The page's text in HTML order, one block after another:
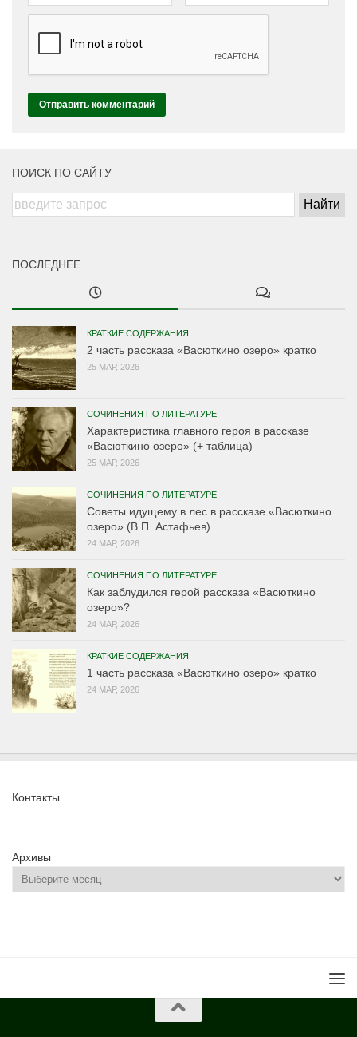
ПОИСК ПО САЙТУ
ПОСЛЕДНЕЕ
КРАТКИЕ СОДЕРЖАНИЯ
2 часть рассказа «Васюткино озеро» кратко
25 МАР, 2026
СОЧИНЕНИЯ ПО ЛИТЕРАТУРЕ
Характеристика главного героя в рассказе
«Васюткино озеро» (+ таблица)
25 МАР, 2026
СОЧИНЕНИЯ ПО ЛИТЕРАТУРЕ
Советы идущему в лес в рассказе «Васюткино
озеро» (В.П. Астафьев)
24 МАР, 2026
СОЧИНЕНИЯ ПО ЛИТЕРАТУРЕ
Как заблудился герой рассказа «Васюткино
озеро»?
24 МАР, 2026
КРАТКИЕ СОДЕРЖАНИЯ
1 часть рассказа «Васюткино озеро» кратко
24 МАР, 2026
Контакты
Архивы